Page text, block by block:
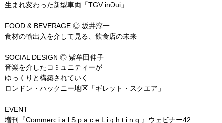
生まれ変わった新型車両「TGV inOui」
FOOD & BEVERAGE ◎ 坂井淳一
食材の輸出入を介して見る、飲食店の未来
SOCIAL DESIGN ◎ 紫牟田伸子
音楽を介したコミュニティーが
ゆっくりと構築されていく
ロンドン・ハックニー地区「ギレット・スクエア」
EVENT
増刊『Commerc i a l S p a c e L i g h t i n g 』ウェビナー42